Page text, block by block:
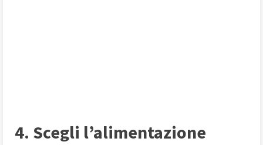
4. Scegli l’alimentazione